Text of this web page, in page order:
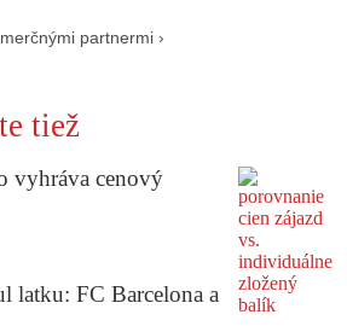
partnermi ›
tiež
vyhráva cenový
latku: FC Barcelona a